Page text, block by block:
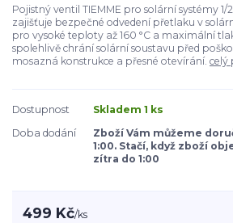
Pojistný ventil TIEMME pro solární systémy 1/
zajišťuje bezpečné odvedení přetlaku v
pro vysoké teploty až 160 °C a maximální
spolehlivě chrání solární soustavu před
mosazná konstrukce a přesné otevírání. celý
Dostupnost
Skladem 1 ks
Doba dodání
Zboží Vám můžeme
1:00. Stačí, když zboží
zítra do 1:00
499 Kč/ks